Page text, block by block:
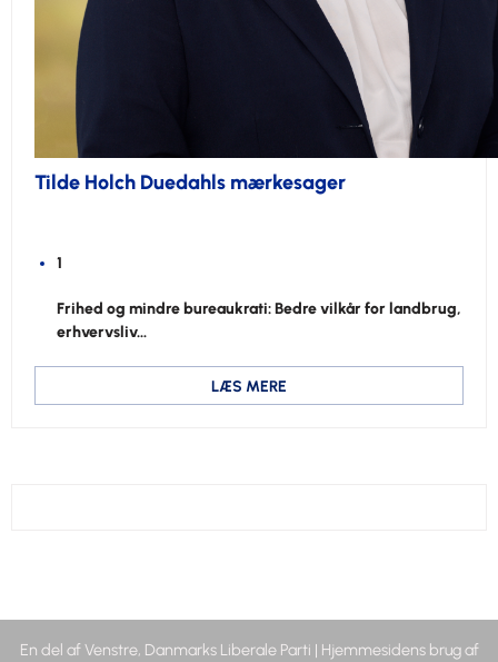
Tilde Holch Duedahls mærkesager
1
Frihed og mindre bureaukrati: Bedre vilkår for landbrug,
erhvervsliv…
LÆS MERE
En del af Venstre, Danmarks Liberale Parti | Hjemmesidens brug af